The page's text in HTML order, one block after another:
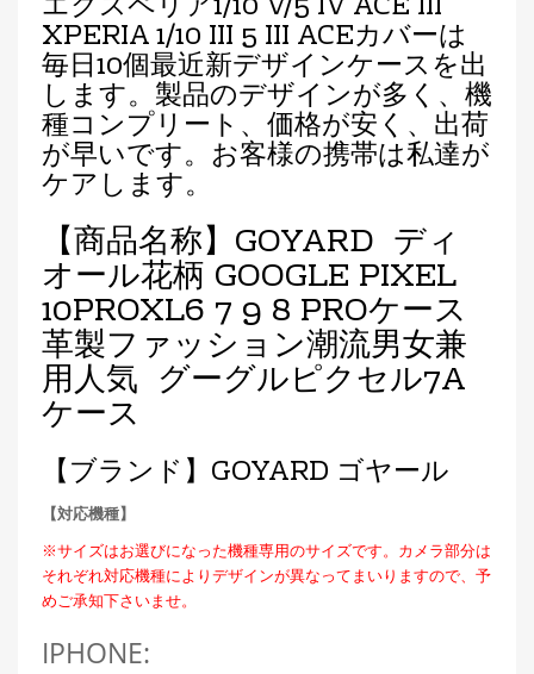
XPERIA 1/10 III 5 III ACEカバーは
毎日10個最近新デザインケースを出
します。製品のデザインが多く、機
種コンプリート、価格が安く、出荷
が早いです。お客様の携帯は私達が
ケアします。
【商品名称】GOYARD ディ
オール花柄 GOOGLE PIXEL
10PROXL6 7 9 8 PROケース
革製ファッション潮流男女兼
用人気 グーグルピクセル7A
ケース
【ブランド】GOYARD ゴヤール
【対応機種】
※サイズはお選びになった機種専用のサイズです。カメラ部分は
それぞれ対応機種によりデザインが異なってまいりますので、予
めご承知下さいませ。
IPHONE: